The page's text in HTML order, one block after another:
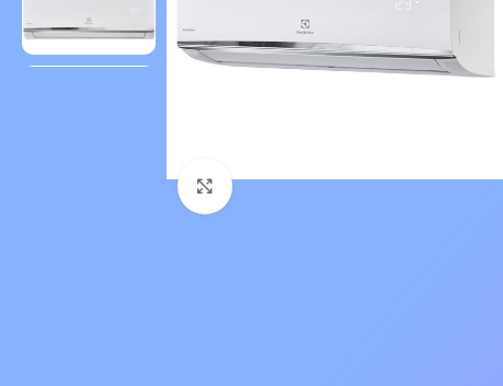
Нажмите, чтобы увеличить